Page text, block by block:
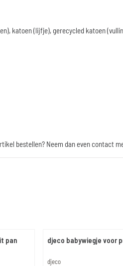
katoen (lijfje), gerecycled katoen
bestellen? Neem dan even contact
pan djeco babywiegje voor
Merk:
djeco